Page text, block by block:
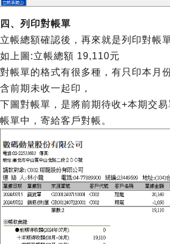
四、列印對帳單
立帳總額確認後，再來就是列印對帳
如上圖:立帳總額 19,110元
對帳單的格式有很多種，有只印本月
含前期未收一起印，
下圖對帳單，是將前期待收+本期交
帳單中，寄給客戶對帳。